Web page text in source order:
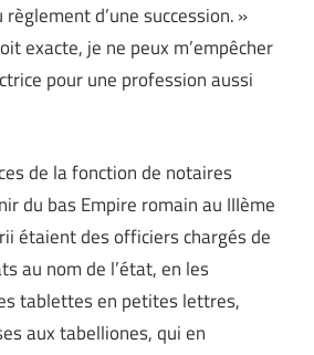
d’une succession. »
exacte, je ne peux m’empêcher
pour une profession aussi
de la fonction de notaires
du bas Empire romain au IIIème
étaient des officiers chargés de
au nom de l’état, en les
tablettes en petites lettres,
aux tabelliones, qui en